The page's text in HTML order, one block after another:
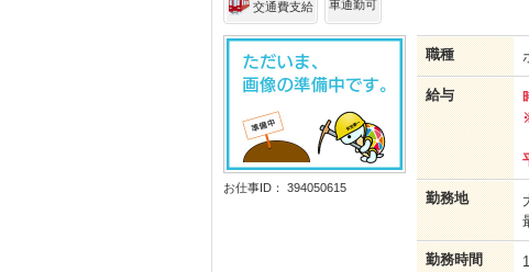
交通費支給 車通勤可
お仕事ID： 394050615
職種
給与
勤務地
勤務時間